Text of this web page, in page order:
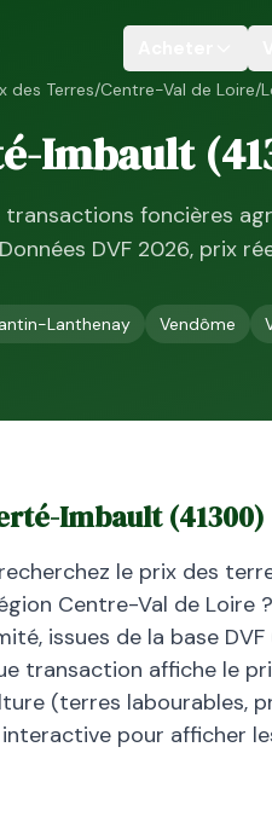
des Terres/Centre-Val de Loire/
Imbault(
transactions foncières
DVF 2026, prix
Lanthenay Vendôme
Imbault(41300)
le prix des
Centre-Val de Loire
issues de la base
transaction affiche le
(terres labourables,
pour afficher